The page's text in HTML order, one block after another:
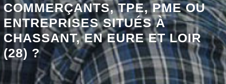
COMMERÇANTS, TPE, PME OU
ENTREPRISES SITUÉS À
CHASSANT, EN EURE ET LOIR
(28) ?